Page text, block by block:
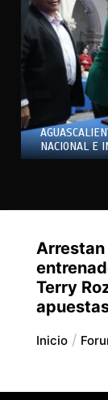
NACIONAL E
Arrestan
Terry
Inicio